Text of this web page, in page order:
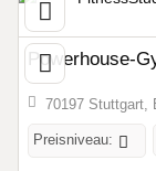
Powerhouse-
70197 Stuttgart,
Preisniveau: